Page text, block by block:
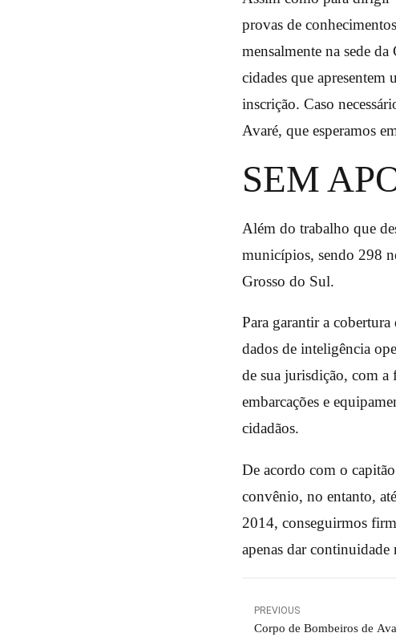
provas de
mensalmente na sede
cidades que apresentem
inscrição. Caso
Avaré, que esperamos
SEM
Além do trabalho que
municípios, sendo 298
Grosso do Sul.
Para garantir a
dados de inteligência
de sua jurisdição, com a
embarcações e
cidadãos.
De acordo com o
convênio, no entanto,
2014, conseguirmos
apenas dar continuidade
PREVIOUS
Corpo de Bombeiros de